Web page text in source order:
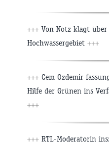
+++ Von Notz klagt über
Hochwassergebiet +++
+++ Cem Özdemir
Hilfe der Grünen ins
+++
+++ RTL-Moderatorin